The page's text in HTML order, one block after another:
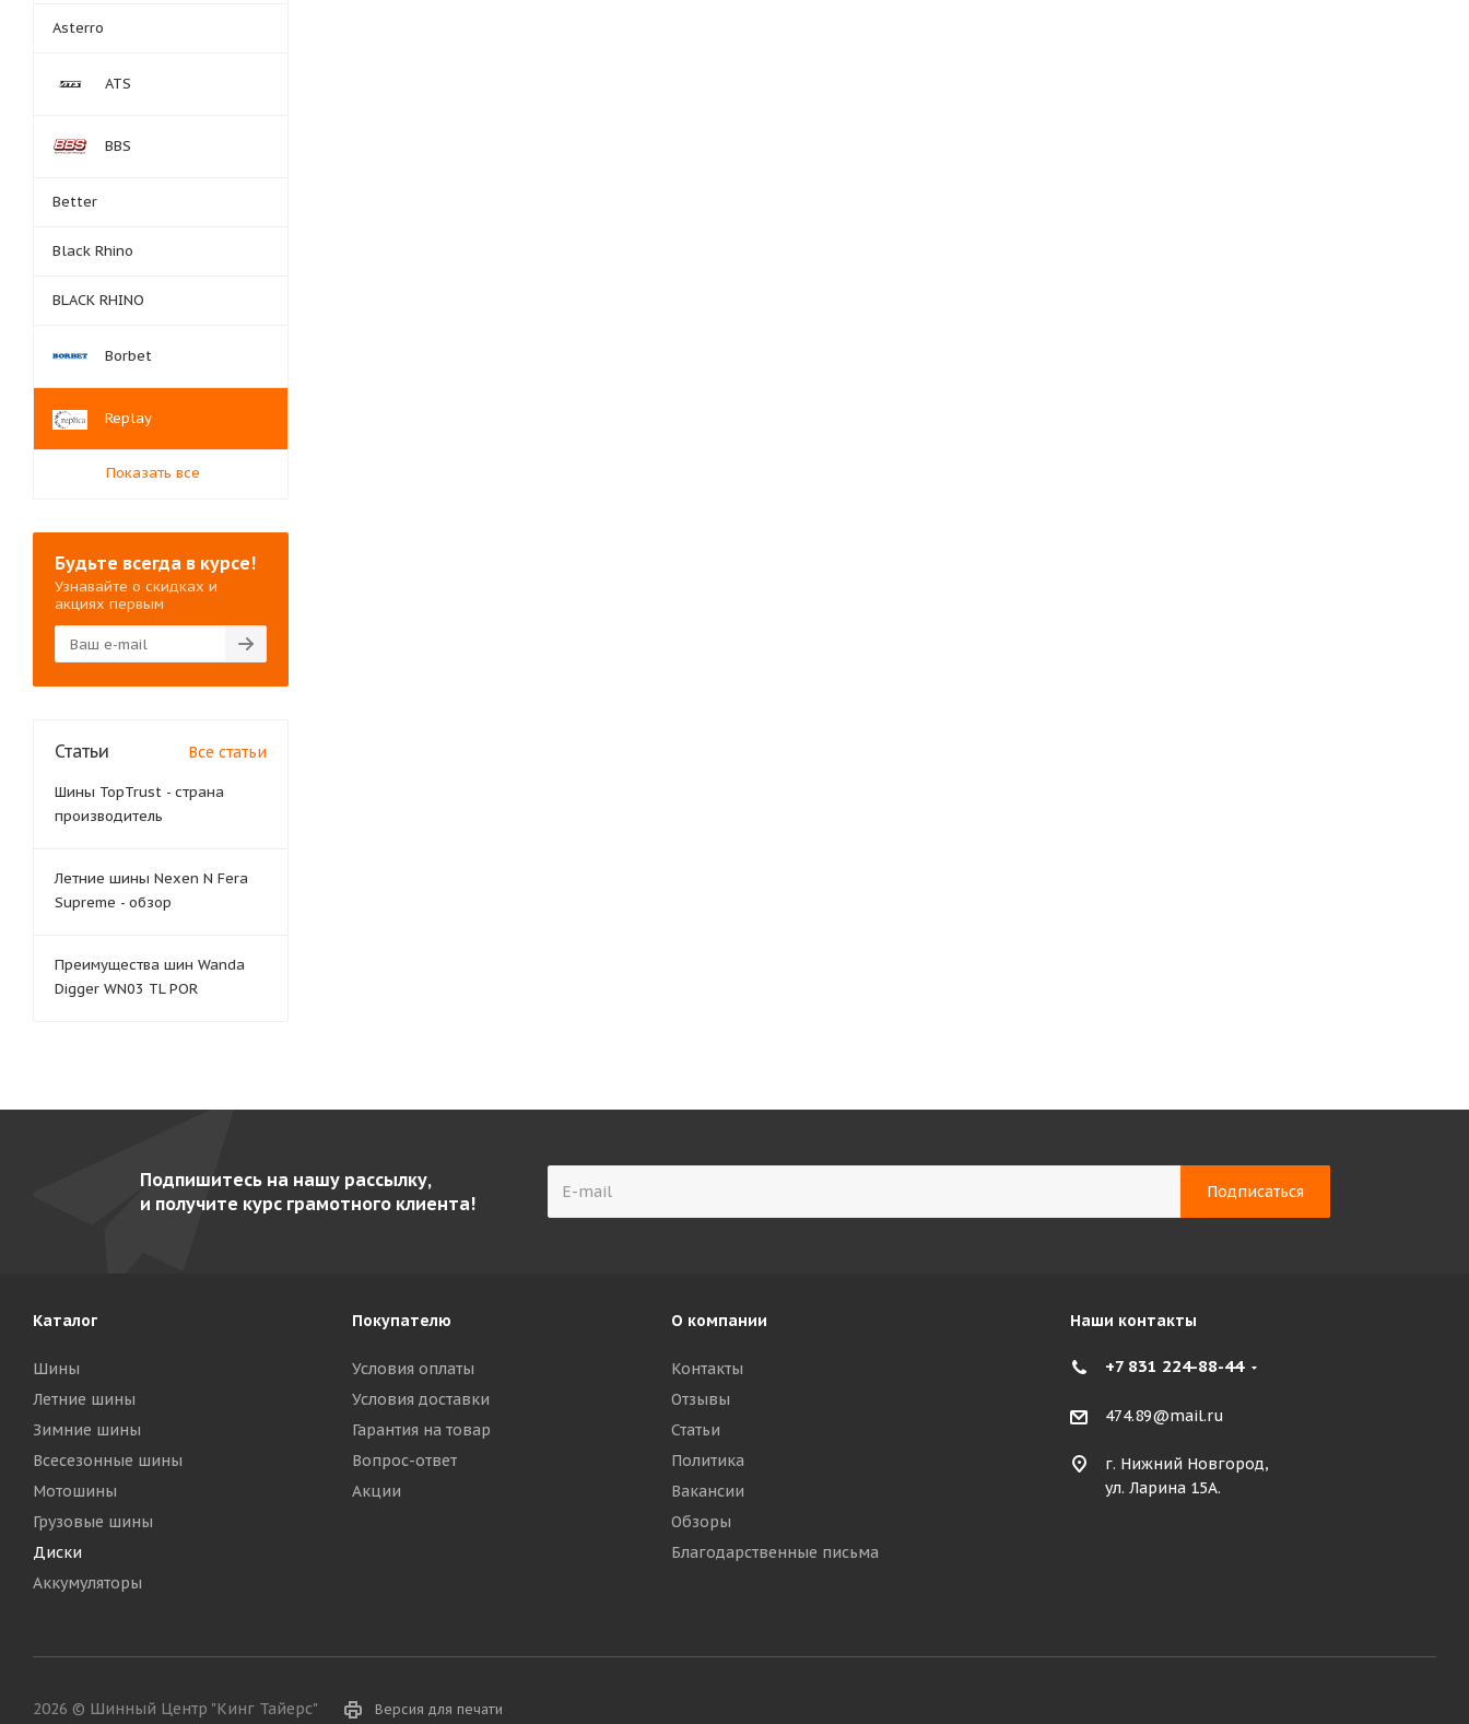
Asterro
ATS
BBS
Better
Black Rhino
BLACK RHINO
Borbet
Replay
Показать все
Будьте всегда в курсе!
Узнавайте о скидках и
акциях первым
Статьи Все статьи
Шины TopTrust - страна
производитель
Летние шины Nexen N Fera
Supreme - обзор
Преимущества шин Wanda
Digger WN03 TL POR
Подпишитесь на нашу рассылку,
и получите курс грамотного клиента!
Каталог
Шины
Летние шины
Зимние шины
Всесезонные шины
Мотошины
Грузовые шины
Диски
Аккумуляторы
Покупателю
Условия оплаты
Условия доставки
Гарантия на товар
Вопрос-ответ
Акции
О компании
Контакты
Отзывы
Статьи
Политика
Вакансии
Обзоры
Благодарственные письма
Наши контакты
+7 831 224-88-44
474.89@mail.ru
г. Нижний Новгород,
ул. Ларина 15А.
2026 © Шинный Центр "Кинг Тайерс" Версия для печати